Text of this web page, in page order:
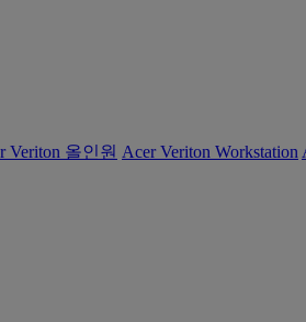
Veriton 올인원 Acer Veriton Workstation